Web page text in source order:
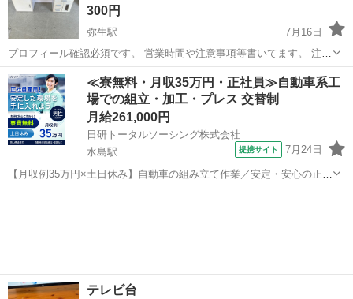
300円
弥生駅
7月16日
プロフィール確認必須です。 営業時間や注意事項等書いてます。 注意
⚠️ 当店はリサイクルショップの為、原則として 返品・交換や修理等の
対応は致しかねます。 家電等に関しましては、ご購入から３日以内に
商品の不備や故障があっ...
岡山 倉敷市 弥生駅 収納家具 商品
≪寮無料・月収35万円・正社員≫自動車系工
場での組立・加工・プレス 交替制
月給261,000円
日研トータルソーシング株式会社
水島駅
提携サイト 7月24日
【月収例35万円×土日休み】自動車の組み立て作業／安定・安心の正社
テレビ台